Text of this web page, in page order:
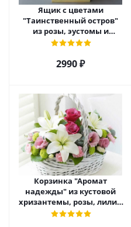
Ящик с цветами
"Таинственный остров"
из розы, эустомы и
диантуса арт. 7754
2990 ₽
Корзинка "Аромат
надежды" из кустовой
хризантемы, розы, лилий
и эустомы. арт. 7751